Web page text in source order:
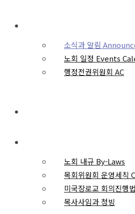
소식과 알림
노회 일정 Events
행정전권위원회 AC
노회 내규 By-Laws
목회위원회 운영세칙
미국장로교 회의진행법
목사사임과 청빙